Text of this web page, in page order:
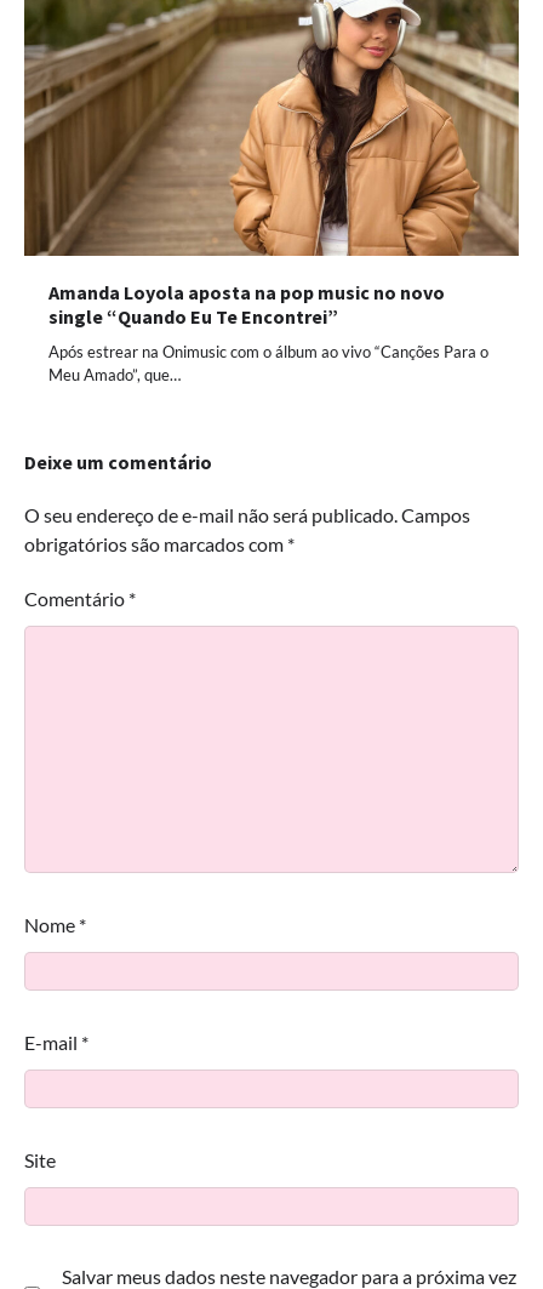
Amanda Loyola aposta na pop music no novo
single “Quando Eu Te Encontrei”
Após estrear na Onimusic com o álbum ao vivo “Canções Para o
Meu Amado”, que…
Deixe um comentário
O seu endereço de e-mail não será publicado. Campos
obrigatórios são marcados com *
Comentário *
Nome *
E-mail *
Site
Salvar meus dados neste navegador para a próxima vez